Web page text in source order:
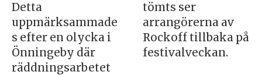
Detta
uppmärksammade
s efter en olycka i
Önningeby där
räddningsarbetet
tömts ser
arrangörerna av
Rockoff tillbaka på
festivalveckan.